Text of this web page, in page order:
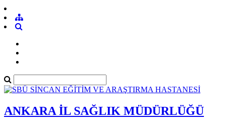
ANKARA İL SAĞLIK MÜDÜRLÜĞÜ